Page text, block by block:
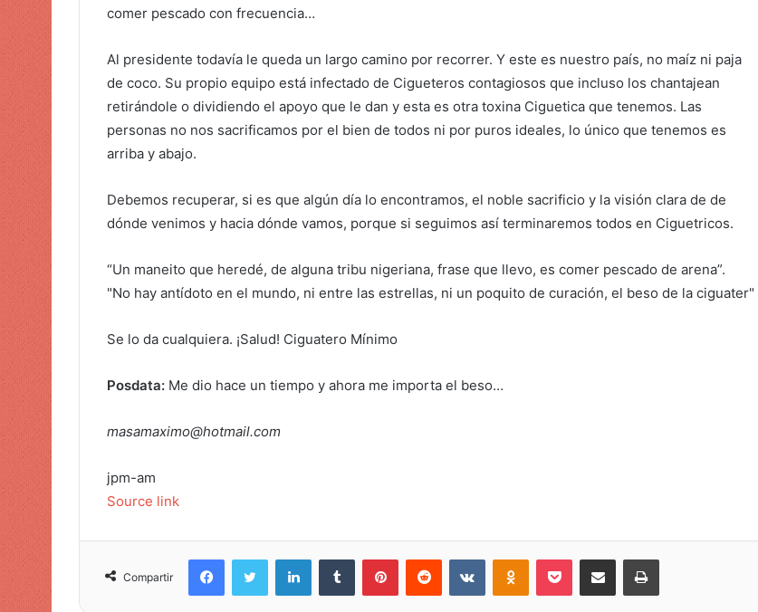
comer pescado con frecuencia…
Al presidente todavía le queda un largo camino por recorrer. Y este es nuestro país, no maíz ni paja
de coco. Su propio equipo está infectado de Cigueteros contagiosos que incluso los chantajean
retirándole o dividiendo el apoyo que le dan y esta es otra toxina Ciguetica que tenemos. Las
personas no nos sacrificamos por el bien de todos ni por puros ideales, lo único que tenemos es
arriba y abajo.
Debemos recuperar, si es que algún día lo encontramos, el noble sacrificio y la visión clara de de
dónde venimos y hacia dónde vamos, porque si seguimos así terminaremos todos en Ciguetricos.
“Un maneito que heredé, de alguna tribu nigeriana, frase que llevo, es comer pescado de arena”.
"No hay antídoto en el mundo, ni entre las estrellas, ni un poquito de curación, el beso de la ciguater"
Se lo da cualquiera. ¡Salud! Ciguatero Mínimo
Posdata: Me dio hace un tiempo y ahora me importa el beso…
masamaximo@hotmail.com
jpm-am
Source link
Compartir